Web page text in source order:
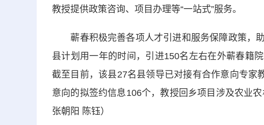
教授提供政策咨询、项目办理等“一站式”服务。
蕲春积极完善各项人才引进和服务保障政策，
县计划用一年的时间，引进150名左右在外蕲春籍
截至目前，该县27名县领导已对接有合作意向专
意向的拟签约信息106个，教授回乡项目涉及农业
张朝阳 陈钰）